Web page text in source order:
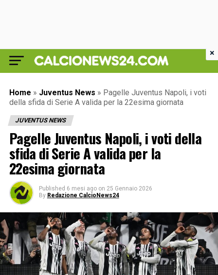
Home » Juventus News » Pagelle Juventus Napoli, i voti
della sfida di Serie A valida per la 22esima giornata
JUVENTUS NEWS
Pagelle Juventus Napoli, i voti della
sfida di Serie A valida per la
22esima giornata
Published 6 mesi ago on 25 Gennaio 2026
By Redazione CalcioNews24
×